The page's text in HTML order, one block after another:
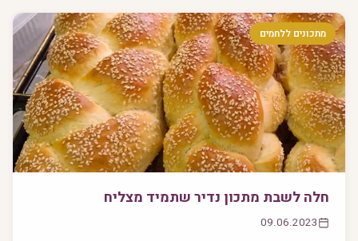
מתכונים ללחמים
חלה לשבת מתכון נדיר שתמיד מצליח
09.06.2023